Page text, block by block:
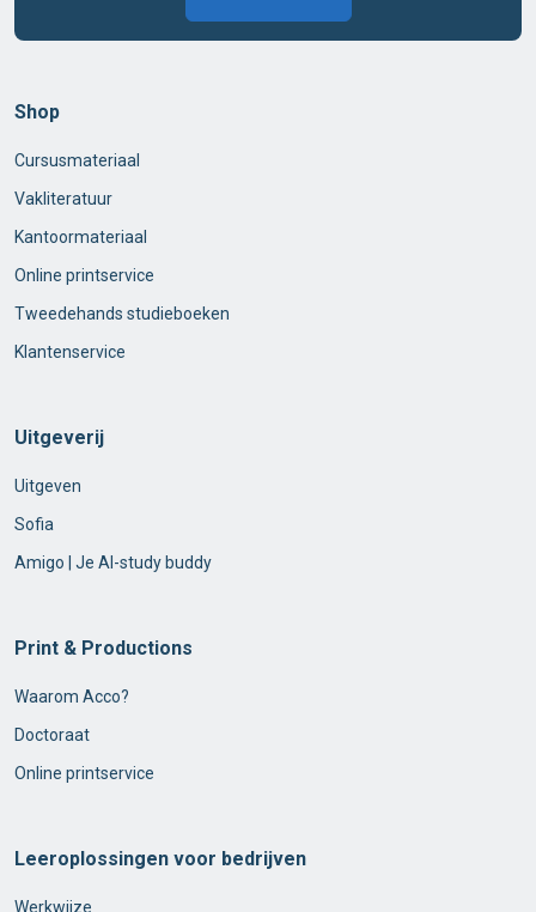
Shop
Cursusmateriaal
Vakliteratuur
Kantoormateriaal
Online printservice
Tweedehands studieboeken
Klantenservice
Uitgeverij
Uitgeven
Sofia
Amigo | Je AI-study buddy
Print & Productions
Waarom Acco?
Doctoraat
Online printservice
Leeroplossingen voor bedrijven
Werkwijze